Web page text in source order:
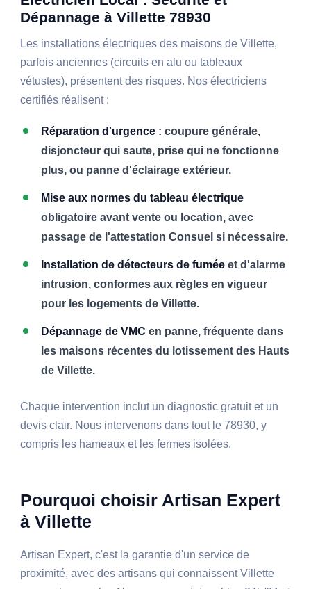
Dépannage à Villette 78930
Les installations électriques des maisons de Villette,
parfois anciennes (circuits en alu ou tableaux
vétustes), présentent des risques. Nos électriciens
certifiés réalisent :
Réparation d'urgence : coupure générale,
disjoncteur qui saute, prise qui ne fonctionne
plus, ou panne d'éclairage extérieur.
Mise aux normes du tableau électrique
obligatoire avant vente ou location, avec
passage de l'attestation Consuel si nécessaire.
Installation de détecteurs de fumée et d'alarme
intrusion, conformes aux règles en vigueur
pour les logements de Villette.
Dépannage de VMC en panne, fréquente dans
les maisons récentes du lotissement des Hauts
de Villette.
Chaque intervention inclut un diagnostic gratuit et un
devis clair. Nous intervenons dans tout le 78930, y
compris les hameaux et les fermes isolées.
Pourquoi choisir Artisan Expert
à Villette
Artisan Expert, c'est la garantie d'un service de
proximité, avec des artisans qui connaissent Villette